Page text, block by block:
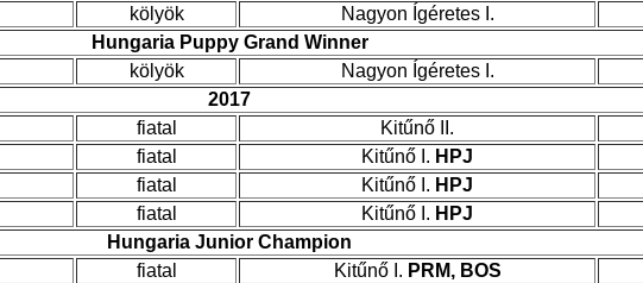
kölyök Nagyon Ígéretes I.
Hungaria Puppy Grand Winner
kölyök Nagyon Ígéretes I.
2017
fiatal Kitűnő II.
fiatal Kitűnő I. HPJ
fiatal Kitűnő I. HPJ
fiatal Kitűnő I. HPJ
Hungaria Junior Champion
fiatal Kitűnő I. PRM, BOS